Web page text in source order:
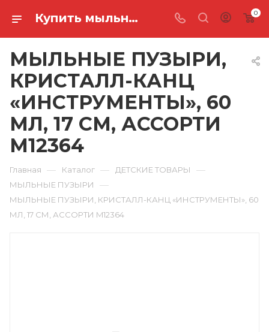
Купить мыльные пузыри, кристалл-канц «инструменты», 60 мл, 17 см, ассорти M12364 в Ростове-на-Дону 0
МЫЛЬНЫЕ ПУЗЫРИ,
КРИСТАЛЛ-КАНЦ
«ИНСТРУМЕНТЫ», 60
МЛ, 17 СМ, АССОРТИ
M12364
Главная — Каталог — ДЕТСКИЕ ТОВАРЫ —
МЫЛЬНЫЕ ПУЗЫРИ —
МЫЛЬНЫЕ ПУЗЫРИ, КРИСТАЛЛ-КАНЦ «ИНСТРУМЕНТЫ», 60
МЛ, 17 СМ, АССОРТИ M12364